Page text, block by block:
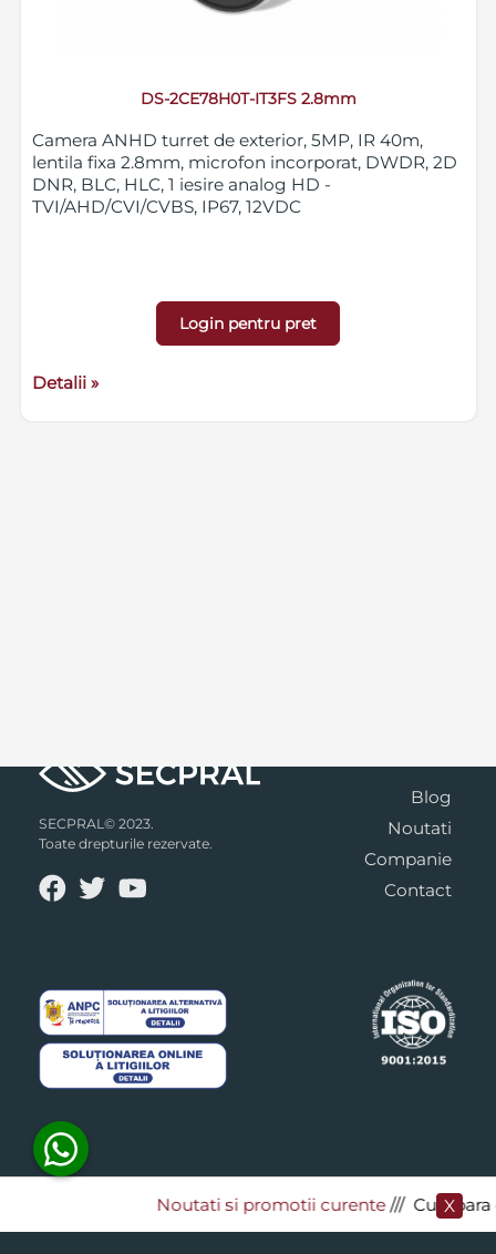
Noutati si promotii curente​/// Cumpara de
X
DS-2CE78H0T-IT3FS 2.8mm
Camera ANHD turret de exterior, 5MP, IR 40m,
lentila fixa 2.8mm, microfon incorporat, DWDR, 2D
DNR, BLC, HLC, 1 iesire analog HD -
TVI/AHD/CVI/CVBS, IP67, 12VDC
Login pentru pret
Detalii »
SECPRAL© 2023.
Toate drepturile rezervate.
Blog
Noutati
Companie
Contact